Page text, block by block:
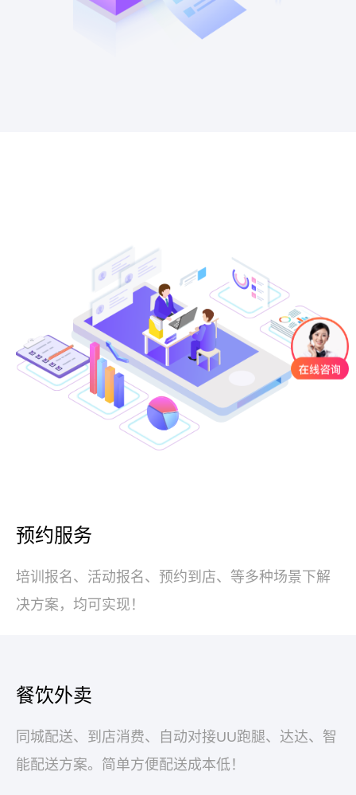
预约服务
培训报名、活动报名、预约到店、等多种场景下解
决方案，均可实现！
餐饮外卖
同城配送、到店消费、自动对接UU跑腿、达达、智
能配送方案。简单方便配送成本低！